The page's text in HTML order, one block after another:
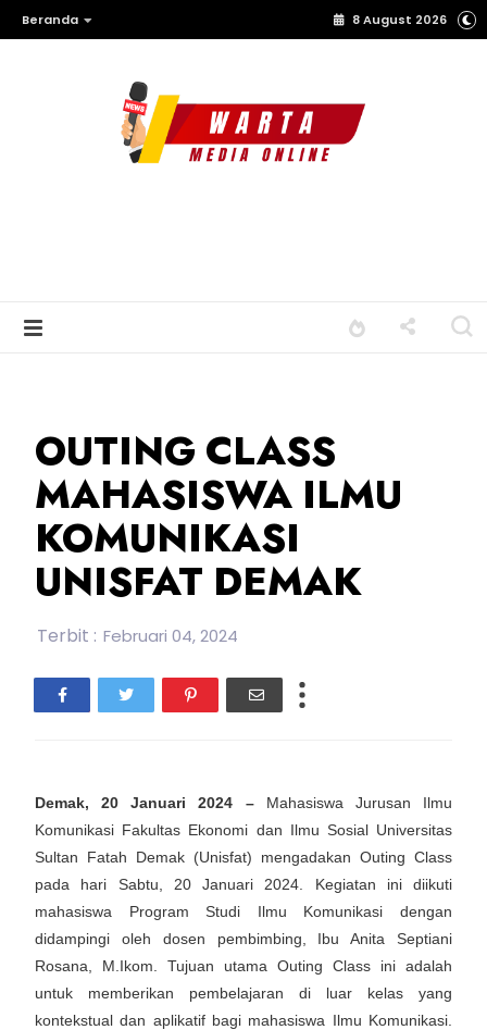
Beranda 8 August 2026
OUTING CLASS
MAHASISWA ILMU
KOMUNIKASI
UNISFAT DEMAK
Terbit : Februari 04, 2024
Demak, 20 Januari 2024 –Mahasiswa Jurusan Ilmu
Komunikasi Fakultas Ekonomi dan Ilmu Sosial Universitas
Sultan Fatah Demak (Unisfat) mengadakan Outing Class
pada hari Sabtu, 20 Januari 2024. Kegiatan ini diikuti
mahasiswa Program Studi Ilmu Komunikasi dengan
didampingi oleh dosen pembimbing, Ibu Anita Septiani
Rosana, M.Ikom. Tujuan utama Outing Class ini adalah
untuk memberikan pembelajaran di luar kelas yang
kontekstual dan aplikatif bagi mahasiswa Ilmu Komunikasi.